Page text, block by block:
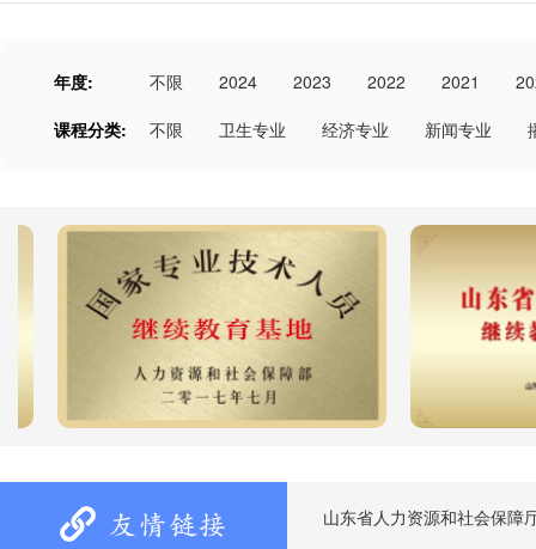
年度: 不限 2024 2023 2022 2021
课程分类:
不限 卫生专业 经济专业 新闻专业
山东省人力资源和社会保障